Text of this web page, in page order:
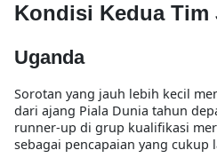
Kondisi Kedua Tim
Uganda
Sorotan yang jauh lebih kecil
dari ajang Piala Dunia tahun
runner-up di grup kualifikasi
sebagai pencapaian yang cukup